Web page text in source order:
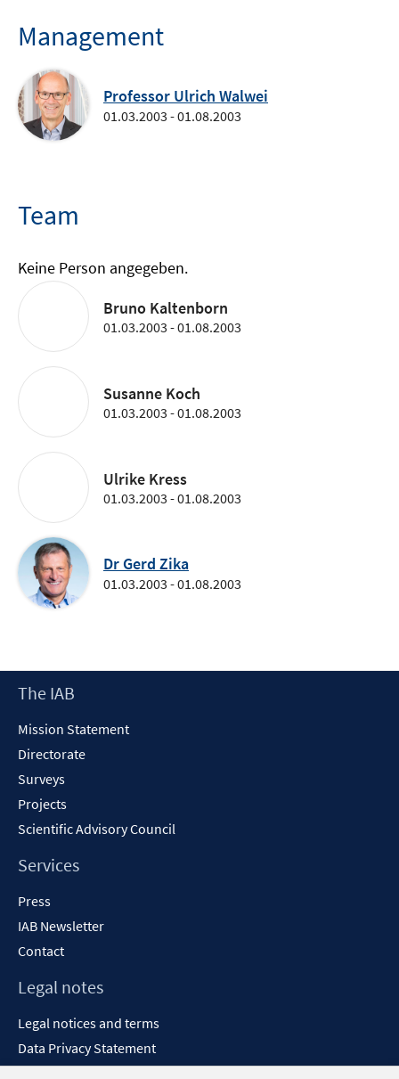
Management
Professor Ulrich Walwei
01.03.2003 - 01.08.2003
Team
Keine Person angegeben.
Bruno Kaltenborn
01.03.2003 - 01.08.2003
Susanne Koch
01.03.2003 - 01.08.2003
Ulrike Kress
01.03.2003 - 01.08.2003
Dr Gerd Zika
01.03.2003 - 01.08.2003
Footer
The IAB
Mission Statement
Directorate
Surveys
Projects
Scientific Advisory Council
Services
Press
IAB Newsletter
Contact
Legal notes
Legal notices and terms
Data Privacy Statement